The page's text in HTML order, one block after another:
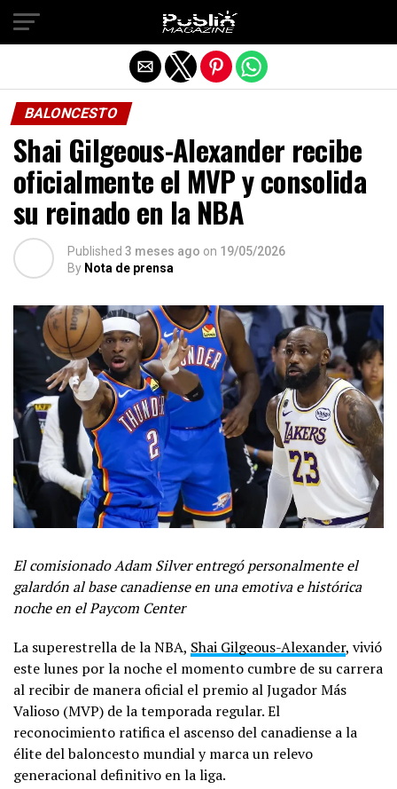
BALONCESTO
Shai Gilgeous-Alexander recibe
oficialmente el MVP y consolida
su reinado en la NBA
Published 3 meses ago on 19/05/2026
By Nota de prensa
El comisionado Adam Silver entregó personalmente el
galardón al base canadiense en una emotiva e histórica
noche en el Paycom Center
La superestrella de la NBA, Shai Gilgeous-Alexander, vivió
este lunes por la noche el momento cumbre de su carrera
al recibir de manera oficial el premio al Jugador Más
Valioso (MVP) de la temporada regular. El
reconocimiento ratifica el ascenso del canadiense a la
élite del baloncesto mundial y marca un relevo
generacional definitivo en la liga.
Salir de la versión móvil